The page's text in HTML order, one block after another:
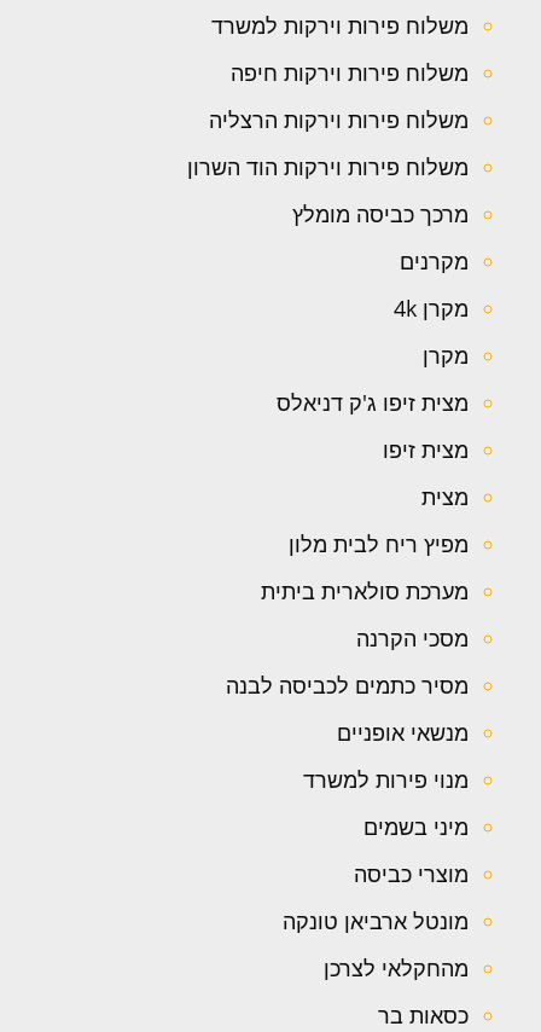
משלוח פירות וירקות למשרד
משלוח פירות וירקות חיפה
משלוח פירות וירקות הרצליה
משלוח פירות וירקות הוד השרון
מרכך כביסה מומלץ
מקרנים
מקרן 4k
מקרן
מצית זיפו ג'ק דניאלס
מצית זיפו
מצית
מפיץ ריח לבית מלון
מערכת סולארית ביתית
מסכי הקרנה
מסיר כתמים לכביסה לבנה
מנשאי אופניים
מנוי פירות למשרד
מיני בשמים
מוצרי כביסה
מונטל ארביאן טונקה
מהחקלאי לצרכן
כסאות בר